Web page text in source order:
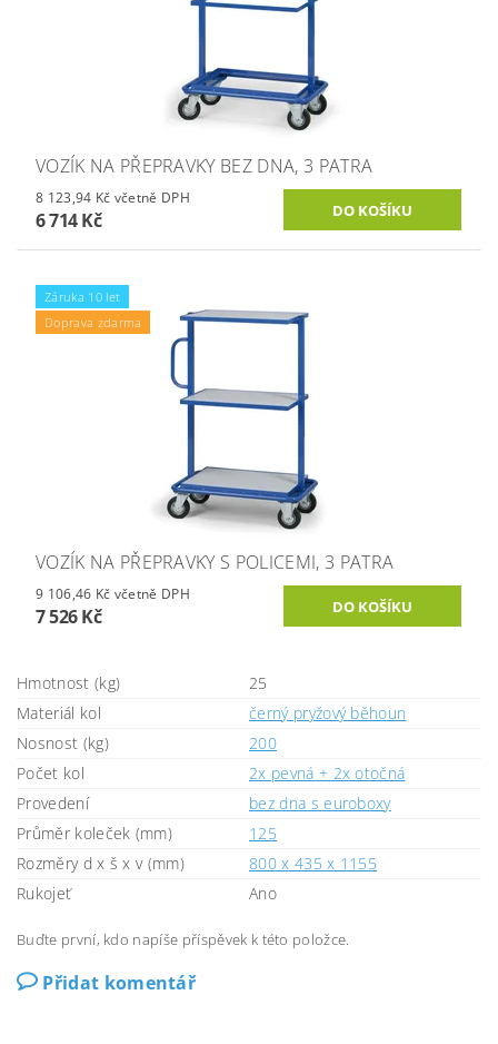
VOZÍK NA PŘEPRAVKY BEZ DNA, 3 PATRA
8 123,94 Kč včetně DPH
6 714 Kč
Záruka 10 let
Doprava zdarma
VOZÍK NA PŘEPRAVKY S POLICEMI, 3 PATRA
9 106,46 Kč včetně DPH
7 526 Kč
Hmotnost (kg)
25
Materiál kol
černý pryžový běhoun
Nosnost (kg)
200
Počet kol
2x pevná + 2x otočná
Provedení
bez dna s euroboxy
Průměr koleček (mm)
125
Rozměry d x š x v (mm)
800 x 435 x 1155
Rukojeť
Ano
Buďte první, kdo napíše příspěvek k této položce.
Přidat komentář